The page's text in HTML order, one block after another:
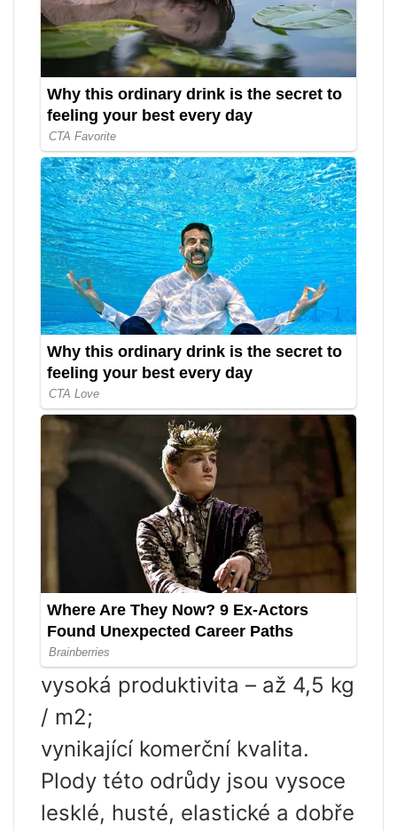
vysoká produktivita – až 4,5 kg
/ m2;
vynikající komerční kvalita.
Plody této odrůdy jsou vysoce
lesklé, husté, elastické a dobře